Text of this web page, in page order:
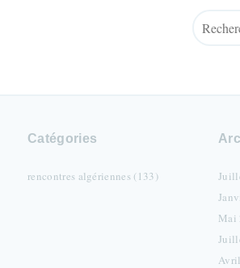
Catégories
rencontres algériennes (133)
Mai